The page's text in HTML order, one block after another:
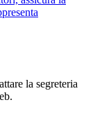
la segreteria